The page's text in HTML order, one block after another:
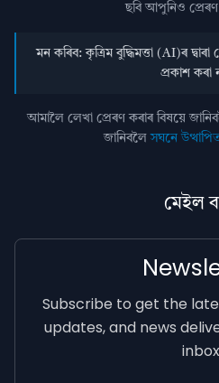
ছবি আপুনিও প্রেৰণ
মন কৰিব: কৃত্ৰিম বুদ্ধিমত্তা (AI)ৰ
প্ৰকাশ কৰা
আমালৈ লেখা প্ৰেৰণ কৰাৰ বিষয়ে
জানিবলৈসঘনে
মেইল
Subscribe to get the
updates, and news